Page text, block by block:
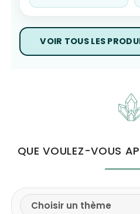
VOIR TOUS LES
QUE VOULEZ-VOUS
Choisir un thème